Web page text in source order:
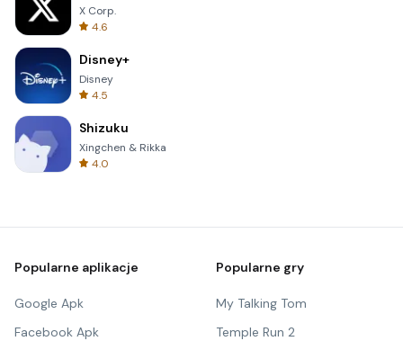
X Corp.
4.6
Disney+
Disney
4.5
Shizuku
Xingchen & Rikka
4.0
Popularne aplikacje
Google Apk
Facebook Apk
Popularne gry
My Talking Tom
Temple Run 2